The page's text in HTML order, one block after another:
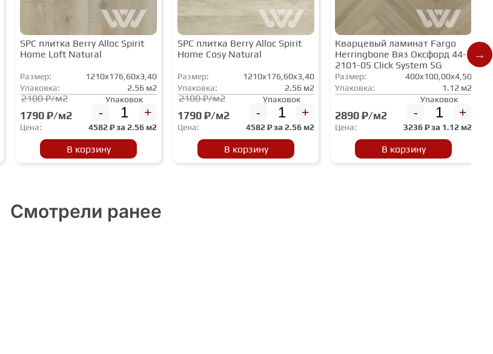
SPC плитка Berry Alloc Spirit
Home Loft Natural
Размер:
1210x176,60x3,40
Упаковка:
2.56 м2
2100 ₽/м2
1790 ₽/м2
Упаковок
- +
Цена: 4582₽ за 2.56 м2
В корзину
SPC плитка Berry Alloc Spirit
Home Cosy Natural
Размер:
1210x176,60x3,40
Упаковка:
2.56 м2
2100 ₽/м2
1790 ₽/м2
Упаковок
- +
Цена: 4582₽ за 2.56 м2
В корзину
Кварцевый ламинат Fargo
Herringbone Вяз Оксфорд 44-
2101-05 Click System 5G
Размер:
400x100,00x4,50
Упаковка:
1.12 м2
2890 ₽/м2
Упаковок
- +
Цена: 3236₽ за 1.12 м2
В корзину
Смотрели ранее